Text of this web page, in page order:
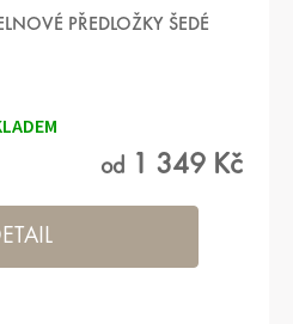
PŘEDLOŽKY ŠEDÉ
od 1 349 Kč